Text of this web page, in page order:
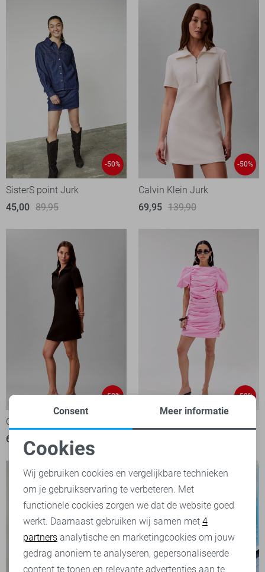
-50%
SisterS point Jurk
45,00 89,95
-50%
Calvin Klein Jurk
69,95 139,90
-50%
Calvin Klein Jurk
69,95
139,90
-50%
Noodzakelijke cookies
Personalisatie cookies
Analytische cookies
Marketing cookies
Consent Meer informatie
Cookies
Wij gebruiken cookies en vergelijkbare technieken
om je gebruikservaring te verbeteren. Met
functionele cookies zorgen we dat de website goed
werkt. Daarnaast gebruiken wij samen met 4
partners analytische en marketingcookies om jouw
gedrag anoniem te analyseren, gepersonaliseerde
content te tonen en relevante advertenties aan te